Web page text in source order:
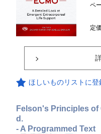
ペ
定価
ほしいものリストに登
Felson's Principles
d.
- A Programmed Text